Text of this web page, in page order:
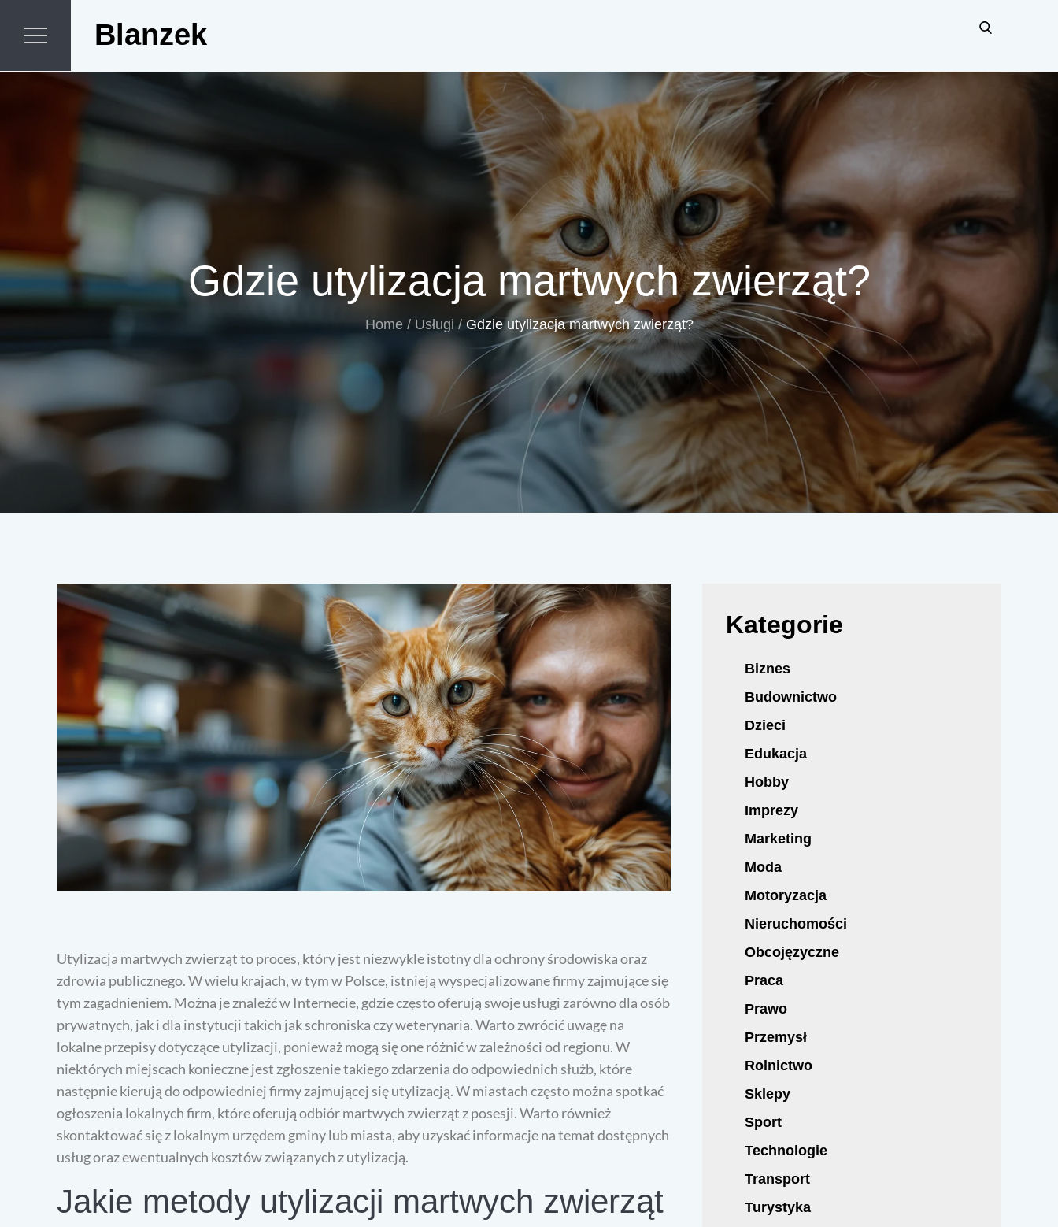
Blanzek
Gdzie utylizacja martwych zwierząt?
Home Usługi Gdzie utylizacja martwych zwierząt?
Utylizacja martwych zwierząt to proces, który jest niezwykle istotny dla ochrony środowiska oraz
zdrowia publicznego. W wielu krajach, w tym w Polsce, istnieją wyspecjalizowane firmy zajmujące się
tym zagadnieniem. Można je znaleźć w Internecie, gdzie często oferują swoje usługi zarówno dla osób
prywatnych, jak i dla instytucji takich jak schroniska czy weterynaria. Warto zwrócić uwagę na
lokalne przepisy dotyczące utylizacji, ponieważ mogą się one różnić w zależności od regionu. W
niektórych miejscach konieczne jest zgłoszenie takiego zdarzenia do odpowiednich służb, które
następnie kierują do odpowiedniej firmy zajmującej się utylizacją. W miastach często można spotkać
ogłoszenia lokalnych firm, które oferują odbiór martwych zwierząt z posesji. Warto również
skontaktować się z lokalnym urzędem gminy lub miasta, aby uzyskać informacje na temat dostępnych
usług oraz ewentualnych kosztów związanych z utylizacją.
Jakie metody utylizacji martwych zwierząt
Kategorie
Biznes
Budownictwo
Dzieci
Edukacja
Hobby
Imprezy
Marketing
Moda
Motoryzacja
Nieruchomości
Obcojęzyczne
Praca
Prawo
Przemysł
Rolnictwo
Sklepy
Sport
Technologie
Transport
Turystyka